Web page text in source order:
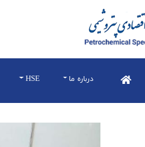
درباره ما HSE